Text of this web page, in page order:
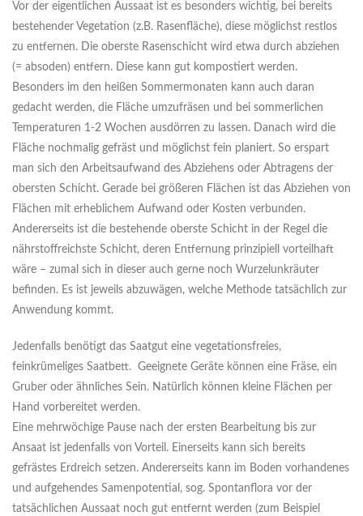
Vor der eigentlichen Aussaat ist es besonders wichtig, bei bereits
bestehender Vegetation (z.B. Rasenfläche), diese möglichst restlos
zu entfernen. Die oberste Rasenschicht wird etwa durch abziehen
(= absoden) entfern. Diese kann gut kompostiert werden.
Besonders im den heißen Sommermonaten kann auch daran
gedacht werden, die Fläche umzufräsen und bei sommerlichen
Temperaturen 1-2 Wochen ausdörren zu lassen. Danach wird die
Fläche nochmalig gefräst und möglichst fein planiert. So erspart
man sich den Arbeitsaufwand des Abziehens oder Abtragens der
obersten Schicht. Gerade bei größeren Flächen ist das Abziehen von
Flächen mit erheblichem Aufwand oder Kosten verbunden.
Andererseits ist die bestehende oberste Schicht in der Regel die
nährstoffreichste Schicht, deren Entfernung prinzipiell vorteilhaft
wäre – zumal sich in dieser auch gerne noch Wurzelunkräuter
befinden. Es ist jeweils abzuwägen, welche Methode tatsächlich zur
Anwendung kommt.
Jedenfalls benötigt das Saatgut eine vegetationsfreies,
feinkrümeliges Saatbett. Geeignete Geräte können eine Fräse, ein
Gruber oder ähnliches Sein. Natürlich können kleine Flächen per
Hand vorbereitet werden.
Eine mehrwöchige Pause nach der ersten Bearbeitung bis zur
Ansaat ist jedenfalls von Vorteil. Einerseits kann sich bereits
gefrästes Erdreich setzen. Andererseits kann im Boden vorhandenes
und aufgehendes Samenpotential, sog. Spontanflora vor der
tatsächlichen Aussaat noch gut entfernt werden (zum Beispiel